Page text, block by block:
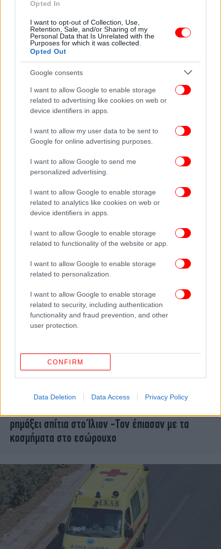
Opted In
I want to opt-out of Collection, Use,
Retention, Sale, and/or Sharing of my
Personal Data that Is Unrelated with the
Purposes for which it was collected.
Opted Out
Google consents
I want to allow Google to enable storage
related to advertising like cookies on web or
device identifiers in apps.
I want to allow my user data to be sent to
Google for online advertising purposes.
I want to allow Google to send me
personalized advertising.
I want to allow Google to enable storage
related to analytics like cookies on web or
device identifiers in apps.
I want to allow Google to enable storage
related to functionality of the website or app.
I want to allow Google to enable storage
related to personalization.
I want to allow Google to enable storage
related to security, including authentication
functionality and fraud prevention, and other
user protection.
CONFIRM
Data Deletion Data Access Privacy Policy
Θανατηφόρο τροχαίο στην Εύβοια: Ένας
40χρονος νεκρός, επτά τραυματίες -Πώς έγινε
το δυστύχημα [εικόνες-βίντεο]
ΕΛΛΑΔΑ 05/10/2025 22:32
Αιγάλεω: Σοκάρει η μαρτυρία του θύματος που
δέχθηκε επίθεση με κατσαβίδι -«Για χιλιοστά θα
έχανα το μάτι μου»
11/09/2025 15:56
ρημάξει σπίτια στο Ίλιον -Τον έπιασαν με τα
κοσμήματα στο εσώρουχο